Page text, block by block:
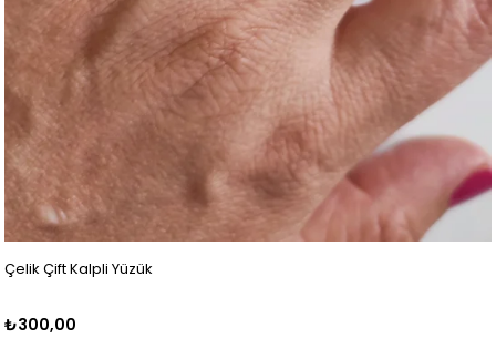
Çelik Çift Kalpli Yüzük
₺300,00